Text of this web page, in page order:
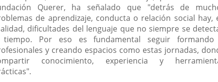
Querer, ha señalado que "detrás de
de aprendizaje, conducta o relación social hay,
dificultades del lenguaje que no siempre se
Por eso es fundamental seguir
y creando espacios como estas jornadas,
conocimiento, experiencia y